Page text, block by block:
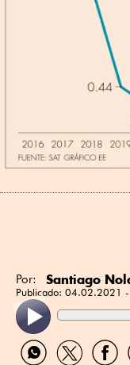
Por: Santiago
Publicado: 04.02.2021
Compartir
por
Compartir
por
por